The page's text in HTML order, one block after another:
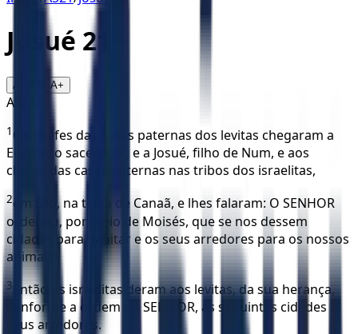
Josué 21
A- A+
AS21
1 Os chefes das casas paternas dos levitas chegaram a
Eleazar, o sacerdote, e a Josué, filho de Num, e aos
chefes das casas paternas nas tribos dos israelitas,
2em Siló, na terra de Canaã, e lhes falaram: O SENHOR
ordenou, por meio de Moisés, que se nos dessem
cidades para habitar e os seus arredores para os nossos
animais.
3
Então os israelitas deram aos levitas, da sua herança,
conforme a ordem do SENHOR, as seguintes cidades e
seus arredores.